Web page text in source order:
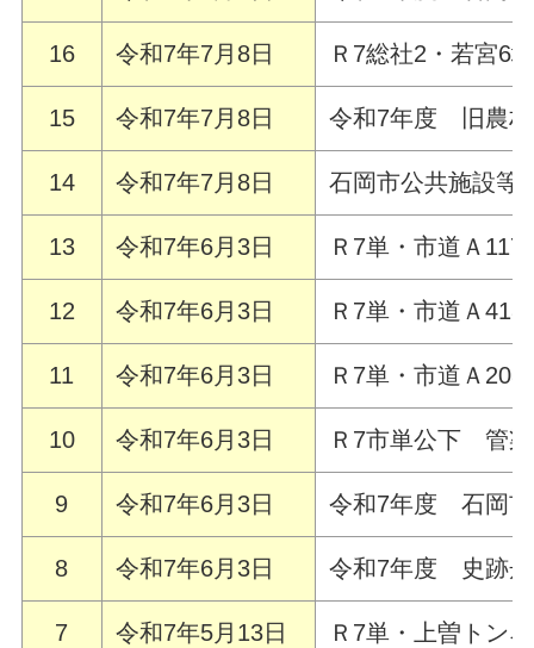
16 令和7年7月8日 Ｒ7総社2・若宮6
15 令和7年7月8日 令和7年度 旧農村
14 令和7年7月8日 石岡市公共施設等
13 令和7年6月3日 Ｒ7単・市道Ａ
12 令和7年6月3日 Ｒ7単・市道Ａ
11 令和7年6月3日 Ｒ7単・市道Ａ
10 令和7年6月3日 Ｒ7市単公下 管
9 令和7年6月3日 令和7年度 石岡市
8 令和7年6月3日 令和7年度 史跡舟
7 令和7年5月13日 Ｒ7単・上曽トン